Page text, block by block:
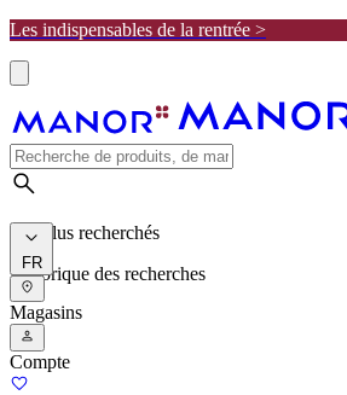
Les indispensables de la rentrée >
Les plus recherchés
Historique des recherches
FR
Magasins
Compte